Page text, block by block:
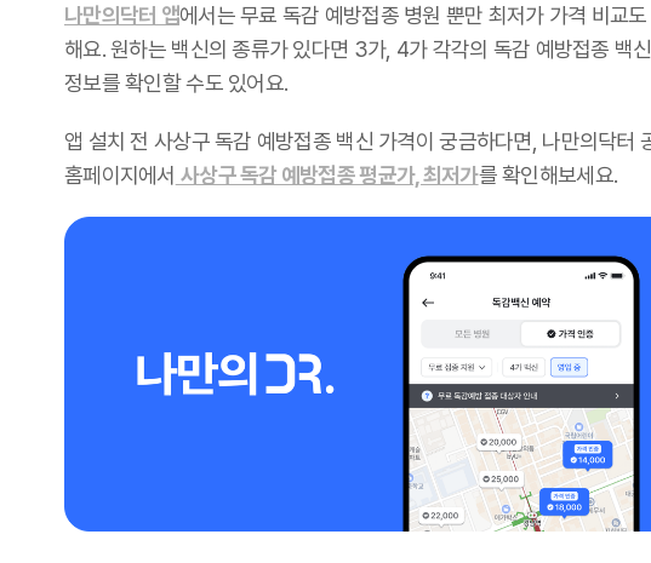
나만의닥터 앱에서는 무료 독감 예방접종 병원 뿐만 최저가 가격 비교
해요. 원하는 백신의 종류가 있다면 3가, 4가 각각의 독감 예방접종 백
정보를 확인할 수도 있어요.
앱 설치 전 사상구 독감 예방접종 백신 가격이 궁금하다면, 나만의닥터
홈페이지에서 사상구 독감 예방접종 평균가, 최저가를 확인해보세요.